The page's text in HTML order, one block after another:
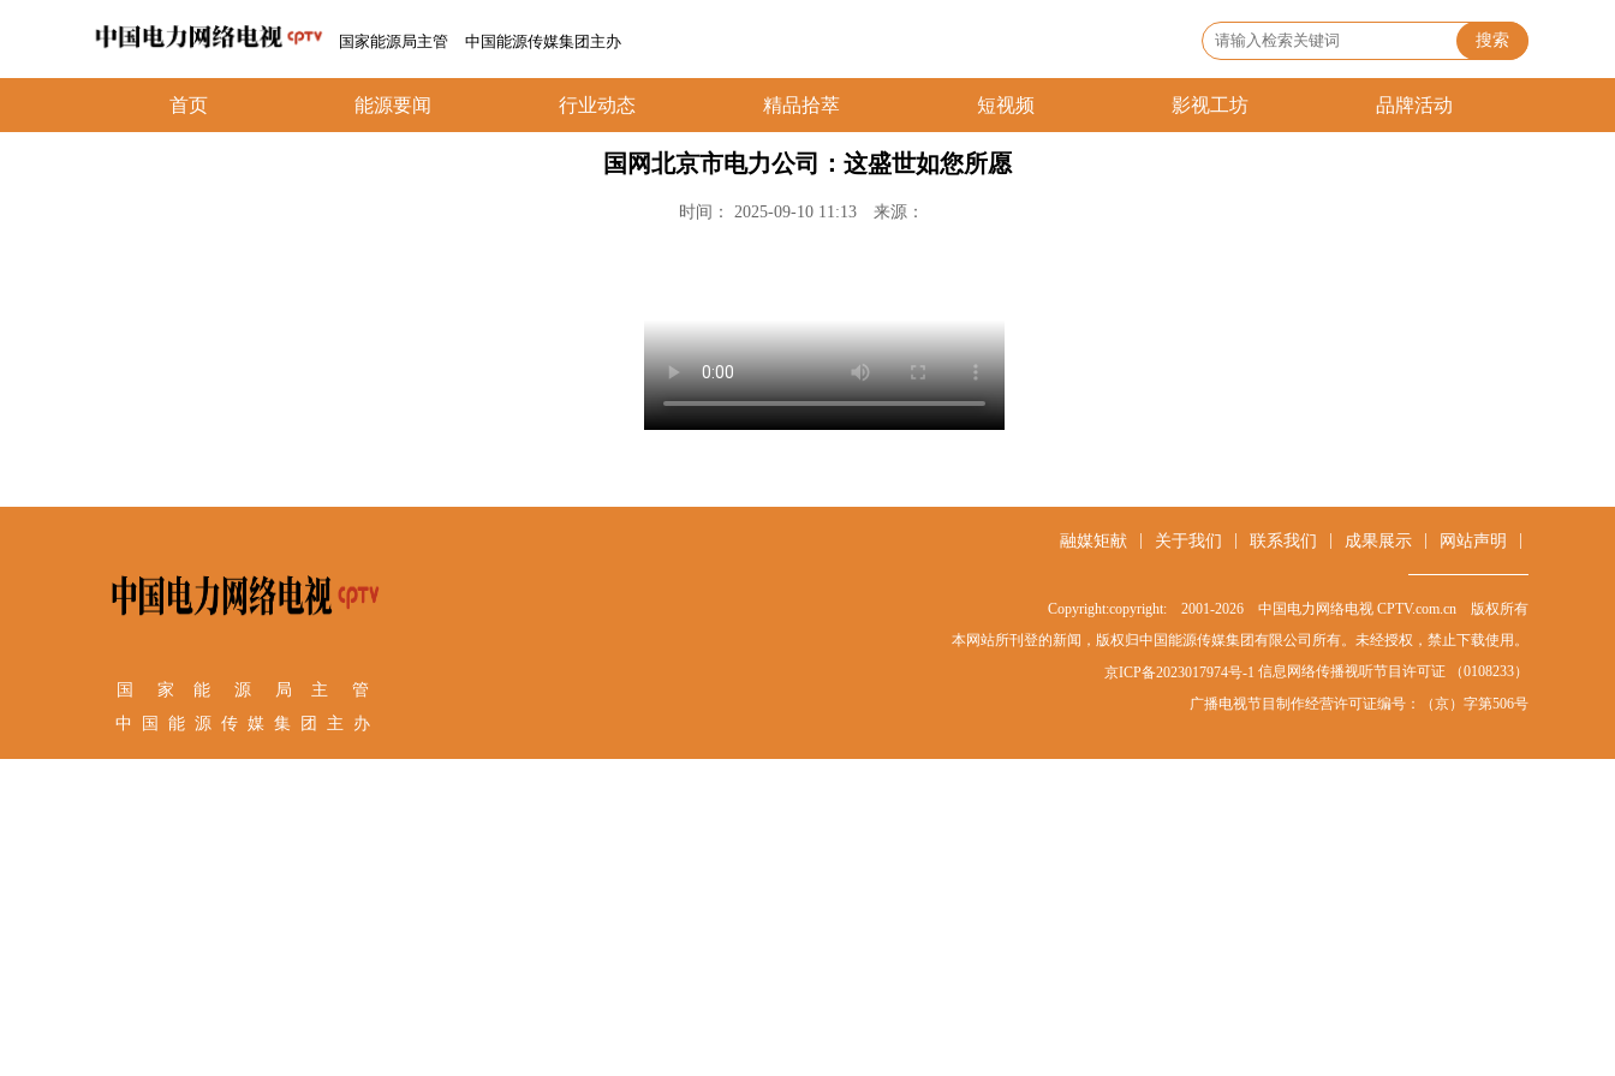
国家能源局主管 中国能源传媒集团主办 搜索
首页 能源要闻 行业动态 精品拾萃 短视频 影视工坊 品牌活动
国网北京市电力公司：这盛世如您所愿
时间： 2025-09-10 11:13 来源：
国 家 能 源 局 主 管
中 国 能 源 传 媒 集 团 主 办
网站声明
成果展示
联系我们
关于我们
融媒矩献
Copyright:copyright: 2001-2026 中国电力网络电视 CPTV.com.cn 版权所有
本网站所刊登的新闻，版权归中国能源传媒集团有限公司所有。未经授权，禁止下载使用。
京ICP备2023017974号-1 信息网络传播视听节目许可证 （0108233）
广播电视节目制作经营许可证编号：（京）字第506号